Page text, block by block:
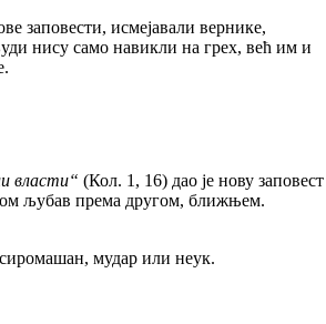
исмејавали вернике,
нису само навикли на грех, већ им и
власти“ (Кол. 1, 16) дао је нову заповест
љубав према другом, ближњем.
мудар или неук.